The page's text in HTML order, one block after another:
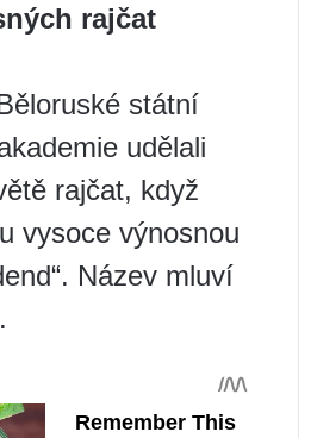
rajčat
státní
udělali
rajčat, když
vysoce výnosnou
Název mluví